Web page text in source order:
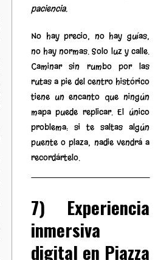
paciencia.
No hay precio, no hay guías,
no hay normas. Solo luz y calle.
Caminar sin rumbo por las
rutas a pie del centro histórico
tiene un encanto que ningún
mapa puede replicar. El único
problema: si te saltas algún
puente o plaza, nadie vendrá a
recordártelo.
7) Experiencia
inmersiva
digital en Piazza